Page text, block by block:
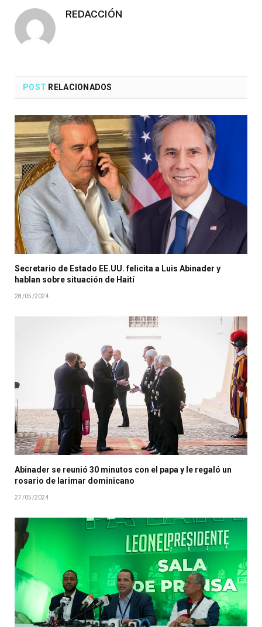
REDACCIÓN
POST RELACIONADOS
Secretario de Estado EE.UU. felicita a Luis Abinader y
hablan sobre situación de Haití
28/05/2024
Abinader se reunió 30 minutos con el papa y le regaló un
rosario de larimar dominicano
27/05/2024